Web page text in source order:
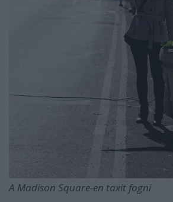
A Madison Square-en taxit fogni